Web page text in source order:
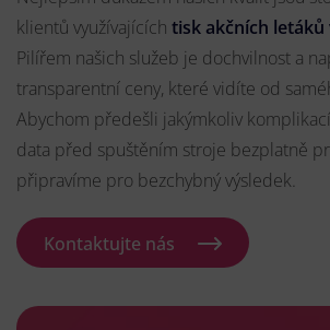
klientů využívajících tisk akčních letáků
Pilířem našich služeb je dochvilnost a
transparentní ceny, které vidíte od
Abychom předešli jakýmkoliv
data před spuštěním stroje bezplatně
připravíme pro bezchybný výsledek.
Kontaktujte nás